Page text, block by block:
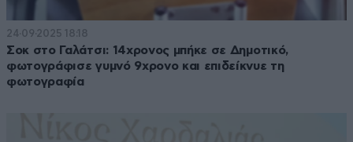
24·09·2025 18:18
Σοκ στο Γαλάτσι: 14χρονος μπήκε σε Δημοτικό,
φωτογράφισε γυμνό 9χρονο και επιδείκνυε τη
φωτογραφία